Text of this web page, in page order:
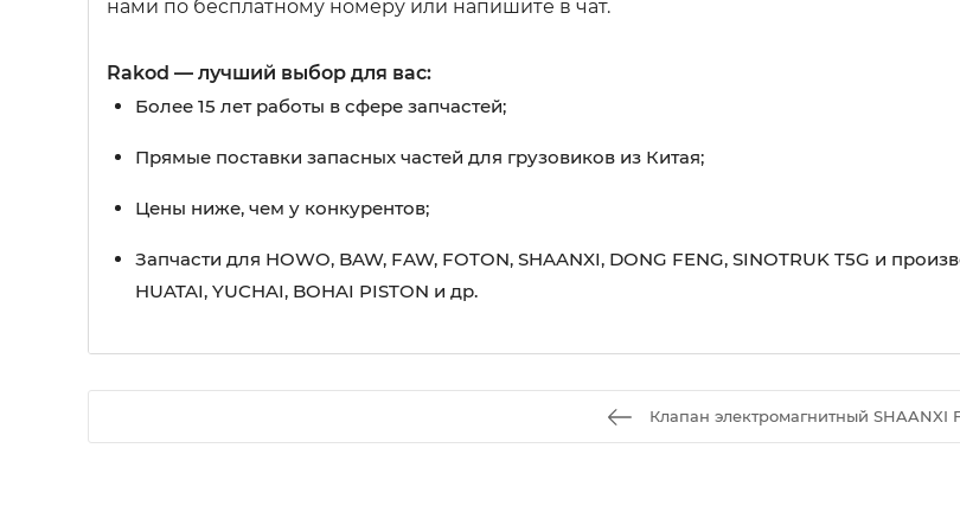
нами по бесплатному номеру или напишите в чат.
Rakod — лучший выбор для вас:
Более 15 лет работы в сфере запчастей;
Прямые поставки запасных частей для грузовиков из Китая;
Цены ниже, чем у конкурентов;
Запчасти для HOWO, BAW, FAW, FOTON, SHAANXI, DONG FENG, SINOTRUK T5G и
HUATAI, YUCHAI, BOHAI PISTON и др.
Клапан электромагнитный SHAANXI